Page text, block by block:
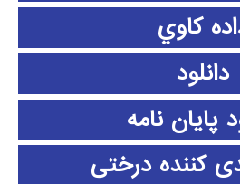
كاوي
دانلود
پايان نامه
کننده درختی